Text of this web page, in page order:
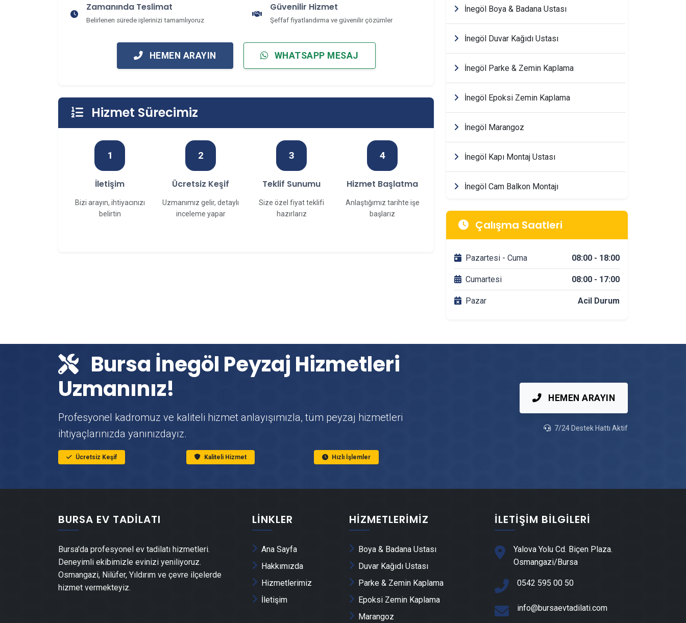
Zamanında Teslimat
Belirlenen sürede işlerinizi tamamlıyoruz
Güvenilir Hizmet
Şeffaf fiyatlandırma ve güvenilir çözümler
HEMEN ARAYIN WHATSAPP MESAJ
Hizmet Sürecimiz
1
İletişim
Bizi arayın, ihtiyacınızı
belirtin
2
Ücretsiz Keşif
Uzmanımız gelir, detaylı
inceleme yapar
3
Teklif Sunumu
Size özel fiyat teklifi
hazırlarız
4
Hizmet Başlatma
Anlaştığımız tarihte işe
başlarız
İnegöl Boya & Badana Ustası
İnegöl Duvar Kağıdı Ustası
İnegöl Parke & Zemin Kaplama
İnegöl Epoksi Zemin Kaplama
İnegöl Marangoz
İnegöl Kapı Montaj Ustası
İnegöl Cam Balkon Montajı
İnegöl Banyo Tadilatı
İnegöl DuşaKabin Montajı
İnegöl Mutfak Tadilatı
İnegöl Ahşap Ev Yapımı
Çalışma Saatleri
Pazartesi - Cuma 08:00 - 18:00
Cumartesi 08:00 - 17:00
Pazar Acil Durum
Bursa İnegöl Peyzaj Hizmetleri
Uzmanınız!
Profesyonel kadromuz ve kaliteli hizmet anlayışımızla, tüm peyzaj hizmetleri
ihtiyaçlarınızda yanınızdayız.
Ücretsiz Keşif Kaliteli Hizmet Hızlı İşlemler
HEMEN ARAYIN
7/24 Destek Hattı Aktif
BURSA EV TADILATI
Bursa'da profesyonel ev tadilatı hizmetleri.
Deneyimli ekibimizle evinizi yeniliyoruz.
Osmangazi, Nilüfer, Yıldırım ve çevre ilçelerde
hizmet vermekteyiz.
LINKLER
Ana Sayfa
Hakkımızda
Hizmetlerimiz
İletişim
HIZMETLERIMIZ
Boya & Badana Ustası
Duvar Kağıdı Ustası
Parke & Zemin Kaplama
Epoksi Zemin Kaplama
Marangoz
İLETIŞIM BILGILERI
Yalova Yolu Cd. Biçen Plaza.
Osmangazi/Bursa
0542 595 00 50
info@bursaevtadilati.com